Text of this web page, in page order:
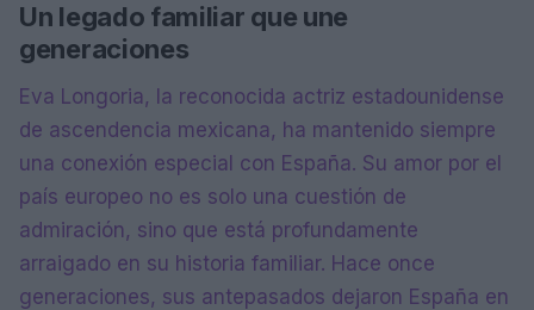
Un legado familiar que une
generaciones
Eva Longoria, la reconocida actriz estadounidense
de ascendencia mexicana, ha mantenido siempre
una conexión especial con España. Su amor por el
país europeo no es solo una cuestión de
admiración, sino que está profundamente
arraigado en su historia familiar. Hace once
generaciones, sus antepasados dejaron España en